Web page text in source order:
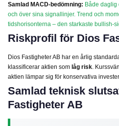
Samlad MACD-bedömning: Både daglig
och över sina signallinjer. Trend och
tidshorisonterna – den starkaste bullish-
Riskprofil för Dios
Dios Fastigheter AB har en årlig
klassificerar aktien som låg risk .
aktien lämpar sig för konservativa
Samlad teknisk
Fastigheter AB